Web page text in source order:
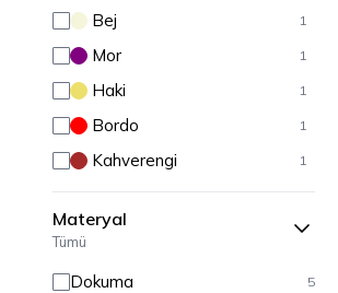
Bej 1
Mor 1
Haki 1
Bordo 1
Kahverengi 1
Gri 1
Yeşil 1
Materyal
Tümü
Dokuma 5